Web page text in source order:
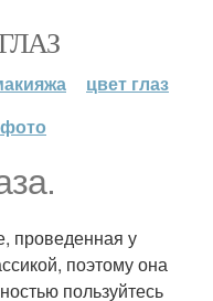
цвет глаз
фото
проведенная у
поэтому она
пользуйтесь